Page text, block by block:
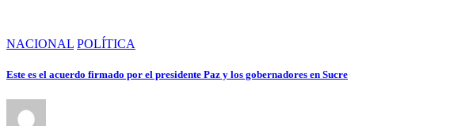
NACIONAL POLÍTICA
Este es el acuerdo firmado por el presidente Paz y los gobernadores en Sucre